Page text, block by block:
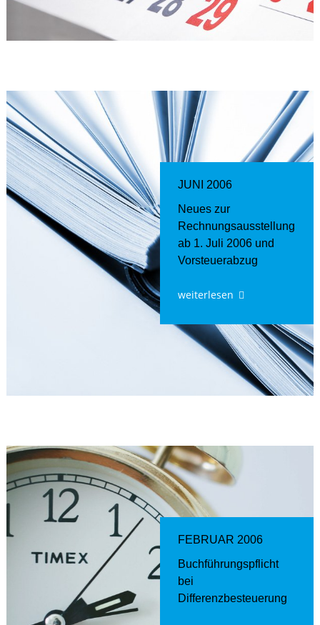
JUNI 2006
Neues zur
Rechnungsausstellung
ab 1. Juli 2006 und
Vorsteuerabzug
weiterlesen
FEBRUAR 2006
Buchführungspflicht
bei
Differenzbesteuerung